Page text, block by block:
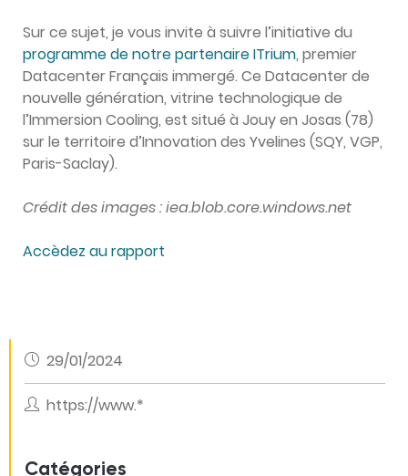
Sur ce sujet, je vous invite à suivre l’initiative du
programme de notre partenaire ITrium, premier
Datacenter Français immergé. Ce Datacenter de
nouvelle génération, vitrine technologique de
l’Immersion Cooling, est situé à Jouy en Josas (78)
sur le territoire d’Innovation des Yvelines (SQY, VGP,
Paris-Saclay).
Crédit des images : iea.blob.core.windows.net
Accèdez au rapport
29/01/2024
https://www.*
Catégories